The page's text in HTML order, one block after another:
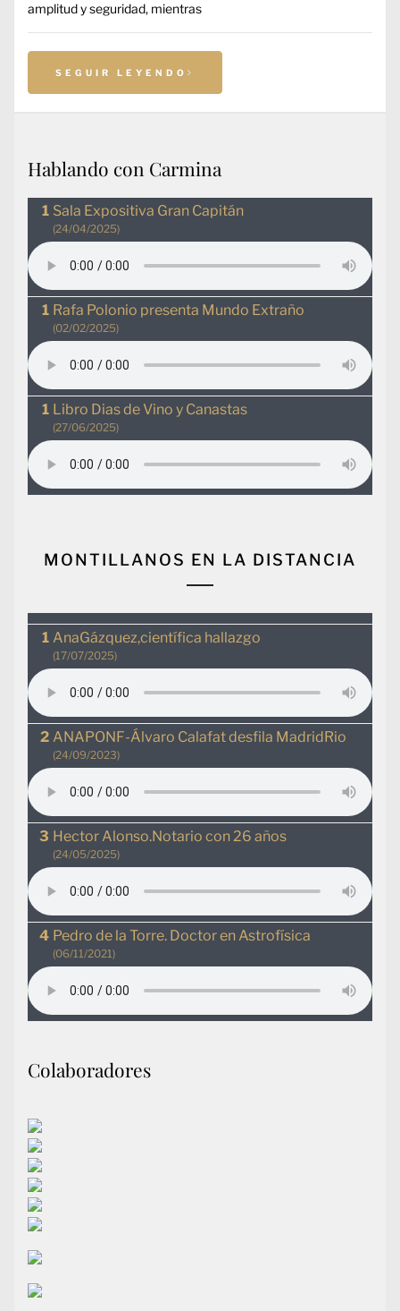
amplitud y seguridad, mientras
SEGUIR LEYENDO
Hablando con Carmina
Sala Expositiva Gran Capitán
(24/04/2025)
Rafa Polonio presenta Mundo Extraño
(02/02/2025)
Libro Dias de Vino y Canastas
(27/06/2025)
MONTILLANOS EN LA DISTANCIA
AnaGázquez,científica hallazgo
(17/07/2025)
ANAPONF-Álvaro Calafat desfila MadridRio
(24/09/2023)
Hector Alonso.Notario con 26 años
(24/05/2025)
Pedro de la Torre. Doctor en Astrofísica
(06/11/2021)
Colaboradores